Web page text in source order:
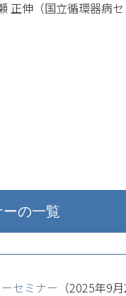
正伸（国立循環器病セ
ーの一覧
セミナー （2025年9